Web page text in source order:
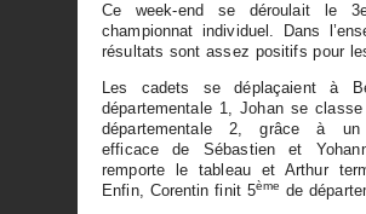
Ce week-end se déroulait le
championnat individuel. Dans
résultats sont assez positifs pour
Les cadets se déplaçaient à
départementale 1, Johan se
départementale 2, grâce à un
efficace de Sébastien et
remporte le tableau et Arthur
Enfin, Corentin finit 5ème de